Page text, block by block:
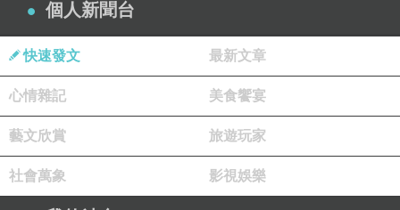
個人新聞台
快速發文 最新文章
心情雜記 美食饗宴
藝文欣賞 旅遊玩家
社會萬象 影視娛樂